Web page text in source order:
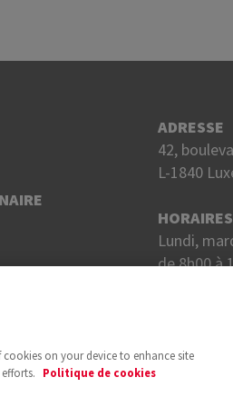
ADRESSE
42,
L-1840
HORAIRES
Lundi,
de 8h00 à
on your device to enhance site
Politique de cookies